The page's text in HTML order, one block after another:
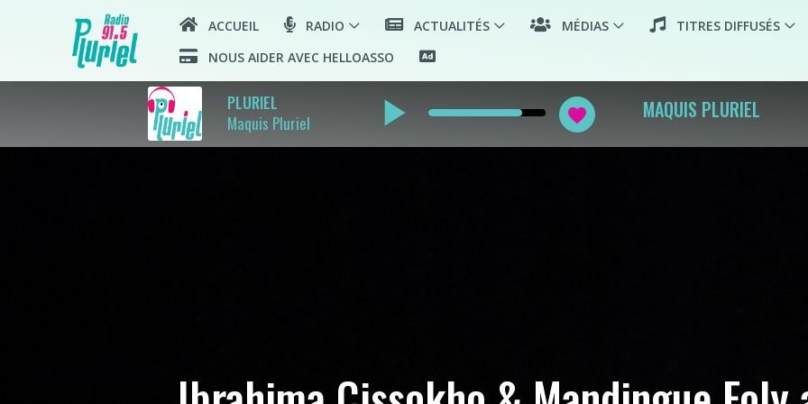
ACCUEIL RADIO ACTUALITÉS MÉDIAS TITRES DIFFUSÉS
NOUS AIDER AVEC HELLOASSO
PLURIEL
Maquis Pluriel
play_arrow favorite MAQUIS PLURIEL